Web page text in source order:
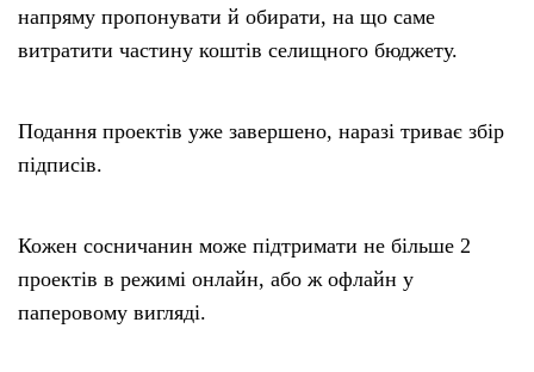
напряму пропонувати й обирати, на що саме
витратити частину коштів селищного бюджету.
Подання проектів уже завершено, наразі триває збір
підписів.
Кожен сосничанин може підтримати не більше 2
проектів в режимі онлайн, або ж офлайн у
паперовому вигляді.